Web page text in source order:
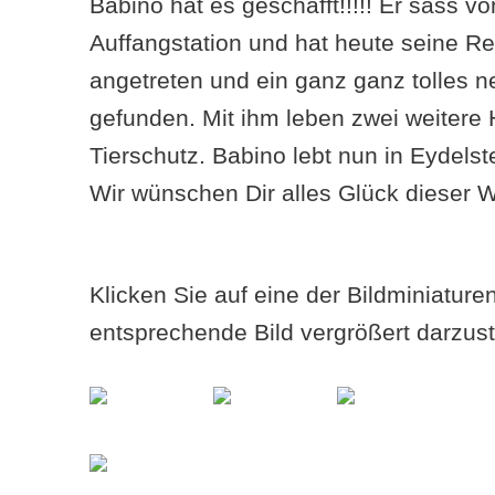
Auffangstation und hat heute seine
angetreten und ein ganz ganz tolles
gefunden. Mit ihm leben zwei weitere
Tierschutz. Babino lebt nun in
Wir wünschen Dir alles Glück dieser
Klicken Sie auf eine der
entsprechende Bild vergrößert